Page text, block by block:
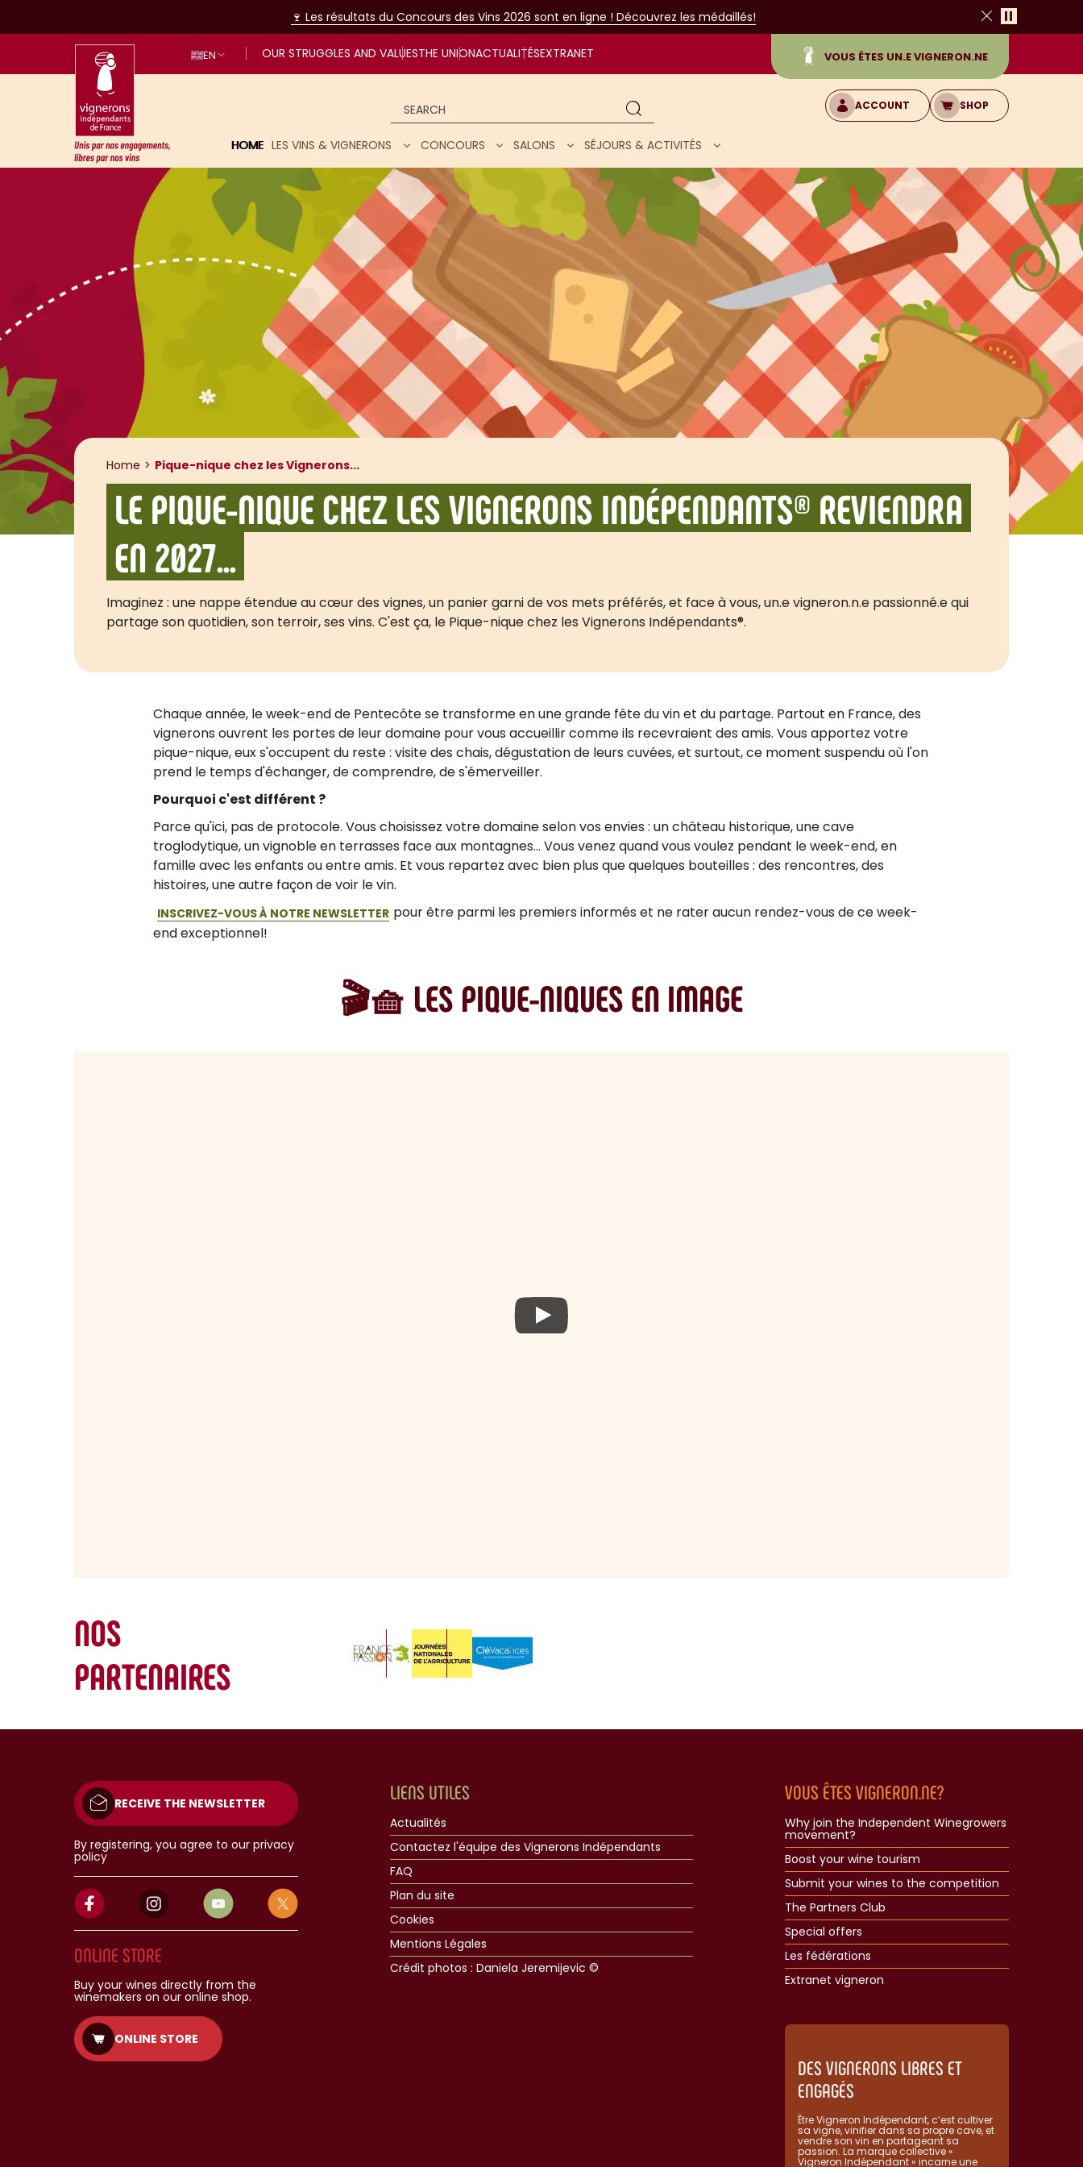
🍷 Les résultats du Concours des Vins 2026 sont en ligne ! Découvrez les médaillés!
Close
EN OUR STRUGGLES AND VALUESTHE UNIONACTUALITÉSEXTRANET VOUS ÊTES UN.E VIGNERON.NE
United by our commitments, free through our wines
Search
ACCOUNT SHOP
HOME LES VINS & VIGNERONS CONCOURS SALONS SÉJOURS & ACTIVITÉS
Home Pique-nique chez les Vignerons...
LE PIQUE-NIQUE CHEZ LES VIGNERONS INDÉPENDANTS® REVIENDRA
EN 2027...
Imaginez : une nappe étendue au cœur des vignes, un panier garni de vos mets préférés, et face à vous, un.e vigneron.n.e passionné.e qui
partage son quotidien, son terroir, ses vins. C'est ça, le Pique-nique chez les Vignerons Indépendants®.
Chaque année, le week-end de Pentecôte se transforme en une grande fête du vin et du partage. Partout en France, des
vignerons ouvrent les portes de leur domaine pour vous accueillir comme ils recevraient des amis. Vous apportez votre
pique-nique, eux s'occupent du reste : visite des chais, dégustation de leurs cuvées, et surtout, ce moment suspendu où l'on
prend le temps d'échanger, de comprendre, de s'émerveiller.
Pourquoi c'est différent ?
Parce qu'ici, pas de protocole. Vous choisissez votre domaine selon vos envies : un château historique, une cave
troglodytique, un vignoble en terrasses face aux montagnes... Vous venez quand vous voulez pendant le week-end, en
famille avec les enfants ou entre amis. Et vous repartez avec bien plus que quelques bouteilles : des rencontres, des
histoires, une autre façon de voir le vin.
INSCRIVEZ-VOUS À NOTRE NEWSLETTER pour être parmi les premiers informés et ne rater aucun rendez-vous de ce week-
end exceptionnel!
🎬🧺 LES PIQUE-NIQUES EN IMAGE
NOS
PARTENAIRES
RECEIVE THE NEWSLETTER
By registering, you agree to our privacy
policy
ONLINE STORE
Buy your wines directly from the
winemakers on our online shop.
ONLINE STORE
LIENS UTILES
Actualités
Contactez l'équipe des Vignerons Indépendants
FAQ
Plan du site
Cookies
Mentions Légales
Crédit photos : Daniela Jeremijevic ©​
VOUS ÊTES VIGNERON.NE?
Why join the Independent Winegrowers
movement?
Boost your wine tourism
Submit your wines to the competition
The Partners Club
Special offers
Les fédérations
Extranet vigneron​
DES VIGNERONS LIBRES ET
ENGAGÉS
Être Vigneron Indépendant, c’est cultiver
sa vigne, vinifier dans sa propre cave, et
vendre son vin en partageant sa
passion. La marque collective «
Vigneron Indépendant » incarne une